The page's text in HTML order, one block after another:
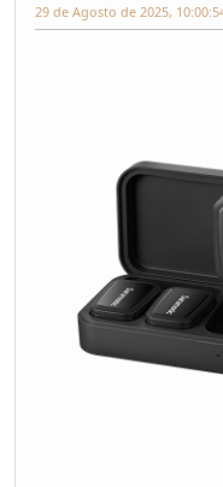
29 de Agosto de 2025,